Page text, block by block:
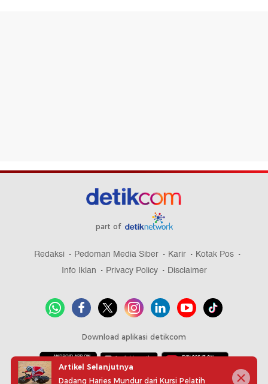
part of
Redaksi Pedoman Media Siber Karir
Kotak Pos
Info Iklan
Privacy Policy Disclaimer
Download aplikasi detikcom
Artikel Selanjutnya
Dadang Haries Mundur dari Kursi Pelatih